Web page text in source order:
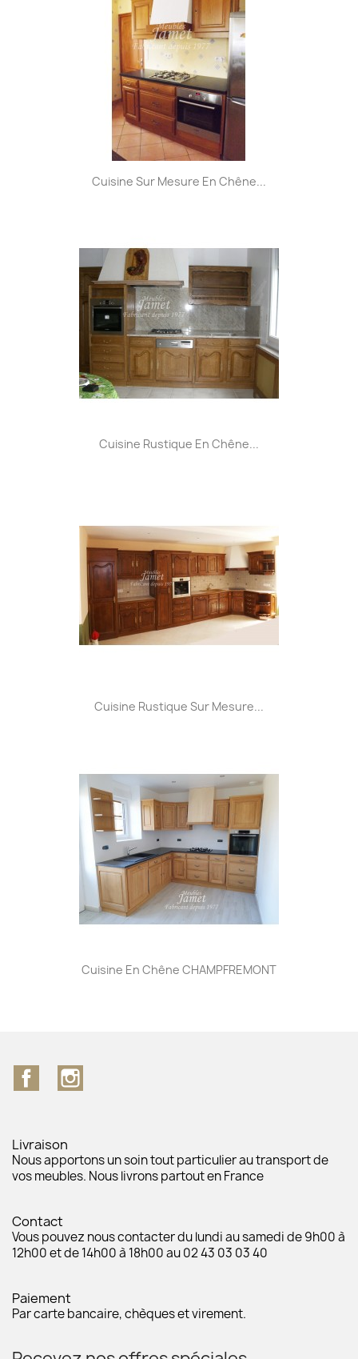
Cuisine Sur Mesure En Chêne...
Cuisine Rustique En Chêne...
Cuisine Rustique Sur Mesure...
Cuisine En Chêne CHAMPFREMONT
Facebook
Livraison
Nous apportons un soin tout particulier au transport de
vos meubles. Nous livrons partout en France
Contact
Vous pouvez nous contacter du lundi au samedi de 9h00 à
12h00 et de 14h00 à 18h00 au 02 43 03 03 40
Paiement
Par carte bancaire, chèques et virement.